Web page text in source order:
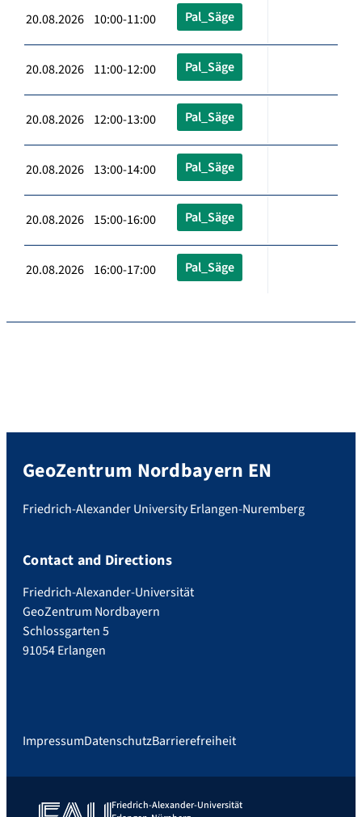
20.08.2026 10:00-11:00 Pal_Säge
20.08.2026 11:00-12:00 Pal_Säge
20.08.2026 12:00-13:00 Pal_Säge
20.08.2026 13:00-14:00 Pal_Säge
20.08.2026 15:00-16:00 Pal_Säge
20.08.2026 16:00-17:00 Pal_Säge
GeoZentrum Nordbayern EN
Friedrich-Alexander University Erlangen-Nuremberg
Contact and Directions
Friedrich-Alexander-Universität
GeoZentrum Nordbayern
Schlossgarten 5
91054 Erlangen
ImpressumDatenschutzBarrierefreiheit
Friedrich-Alexander-Universität